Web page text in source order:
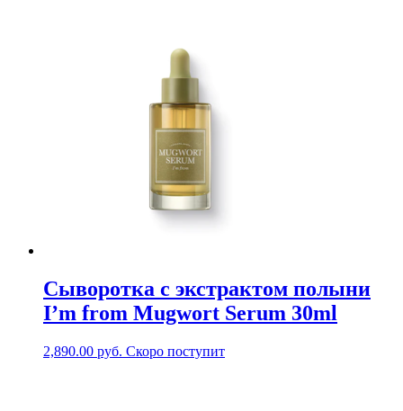
Cыворотка с экстрактом полыни
I’m from Mugwort Serum 30ml
2,890.00 руб. Скоро поступит